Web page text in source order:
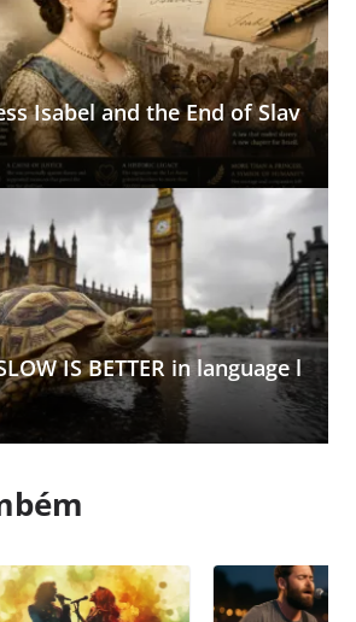
Isabel and the End of Slav
IS BETTER in language l